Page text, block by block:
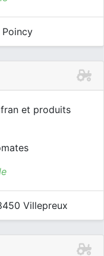
Poincy
et produits
Villepreux